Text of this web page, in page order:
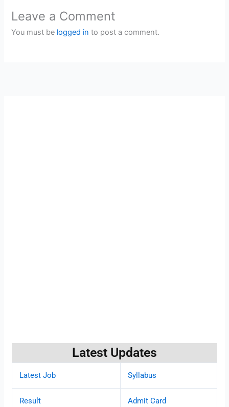
Leave a Comment
You must be logged in to post a comment.
Latest Updates
Latest Job Syllabus
Result Admit Card